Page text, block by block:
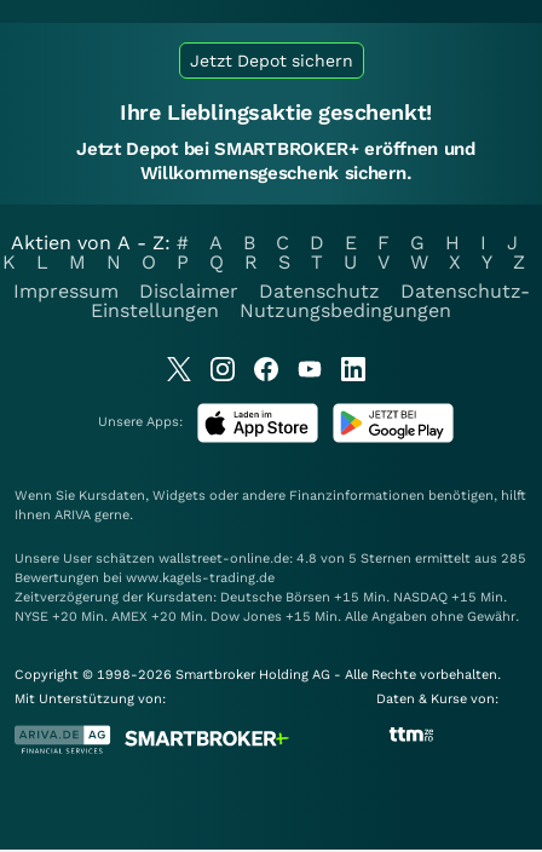
Jetzt Depot sichern
Ihre Lieblingsaktie geschenkt!
Jetzt Depot bei SMARTBROKER+ eröffnen und
Willkommensgeschenk sichern.
Aktien von A - Z: # A B C D E F G H I
J
K
L M N O P Q R S T U V W X Y
Z
Impressum
Disclaimer Datenschutz
Datenschutz-
Einstellungen
Nutzungsbedingungen
Unsere Apps:
Wenn Sie Kursdaten, Widgets oder andere Finanzinformationen benötigen, hilft
Ihnen ARIVA gerne.
Unsere User schätzen wallstreet-online.de: 4.8 von 5 Sternen ermittelt aus 285
Bewertungen bei www.kagels-trading.de
Zeitverzögerung der Kursdaten: Deutsche Börsen +15 Min. NASDAQ +15 Min.
NYSE +20 Min. AMEX +20 Min. Dow Jones +15 Min. Alle Angaben ohne Gewähr.
Copyright © 1998-2026 Smartbroker Holding AG - Alle Rechte vorbehalten.
Mit Unterstützung von:
Daten & Kurse von: